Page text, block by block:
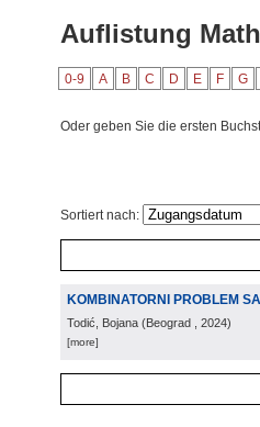
Auflistung
0-9 A B C D E F G
Oder geben Sie die ersten
Sortiert nach:
KOMBINATORNI PROBLEM
Todić, Bojana (Beograd , 2024)
[more]